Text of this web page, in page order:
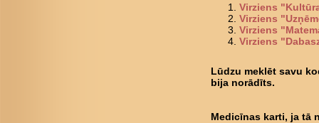
Virziens
Virziens
Virziens
Virziens
Lūdzu meklēt savu
bija norādīts.
Medicīnas karti, ja tā